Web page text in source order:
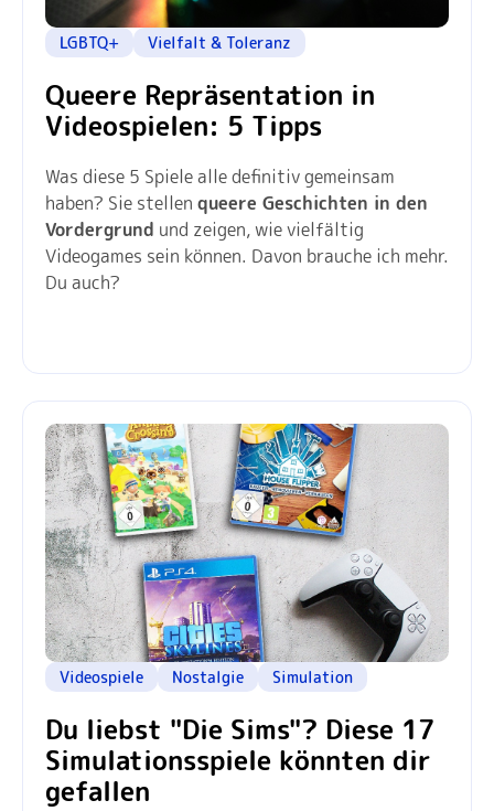
LGBTQ+ Vielfalt & Toleranz
Queere Repräsentation in
Videospielen: 5 Tipps
Was diese 5 Spiele alle definitiv gemeinsam
haben? Sie stellen queere Geschichten in den
Vordergrund und zeigen, wie vielfältig
Videogames sein können. Davon brauche ich mehr.
Du auch?
Videospiele Nostalgie Simulation
Du liebst "Die Sims"? Diese 17
Simulationsspiele könnten dir
gefallen